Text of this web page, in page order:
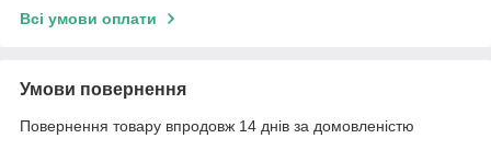
Всі умови оплати
Умови повернення
Повернення товару впродовж 14 днів за домовленістю